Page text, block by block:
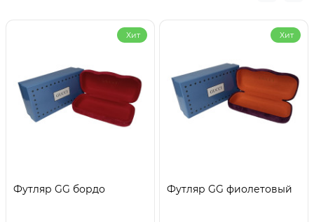
Хит
Футляр GG бордо
Хит
Футляр GG фиолетовый